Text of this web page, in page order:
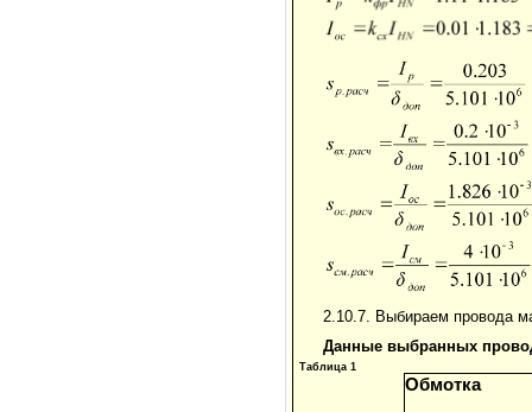
2.10.7. Выбираем провода
Данные выбранных
Таблица 1
Обмотка